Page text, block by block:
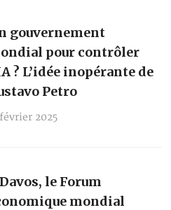
gouvernement
pour contrôler
? L’idée inopérante de
Petro
février 2025
le Forum
mondial